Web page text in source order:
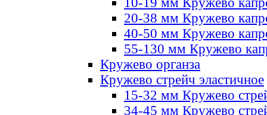
20-38 мм Кружево
40-50 мм Кружево
55-130 мм Кружево
Кружево органза
Кружево стрейч эластичное
15-32 мм Кружево
34-45 мм Кружево